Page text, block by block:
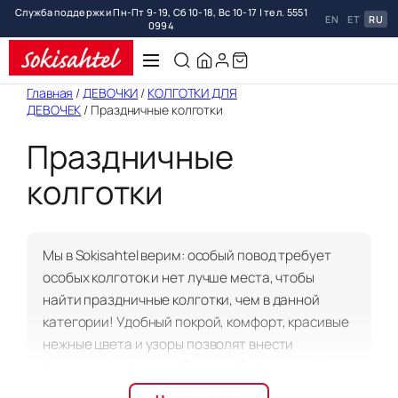
Служба поддержки Пн-Пт 9-19, Сб 10-18, Вс 10-17 | тел. 5551
0994
EN ET RU
Перейти
Главная /ДЕВОЧКИ / КОЛГОТКИ ДЛЯ
ДЕВОЧЕК / Праздничные колготки
Праздничные
колготки
Мы в Sokisahtel верим: особый повод требует
особых колготок и нет лучше места, чтобы
найти праздничные колготки, чем в данной
категории! Удобный покрой, комфорт, красивые
нежные цвета и узоры позволят внести